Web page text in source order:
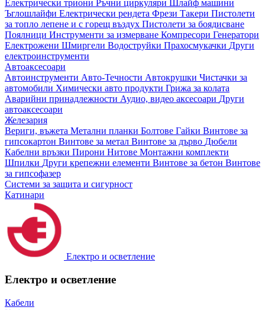
Електрически триони Ръчни циркуляри
Шлайф машини
Ъглошлайфи Електрически рендета Фрези Такери Пистолети
за топло лепене и с горещ въздух Пистолети за боядисване
Поялници Инструменти за измерване Компресори Генератори
Електрожени Шмиргели Водоструйки Прахосмукачки Други
електроинструменти
Автоаксесоари
Автоинструменти Авто-Течности Автокрушки Чистачки за
автомобили Химически авто продукти Грижа за колата
Аварийни принадлежности Аудио, видео аксесоари Други
автоаксесоари
Железария
Вериги, въжета Метални планки Болтове Гайки Винтове за
гипсокартон Винтове за метал Винтове за дърво Дюбели
Кабелни връзки Пирони Нитове Монтажни комплекти
Шпилки Други крепежни елементи Винтове за бетон Винтове
за гипсофазер
Системи за защита и сигурност
Катинари
Електро и осветление
Електро и осветление
Кабели